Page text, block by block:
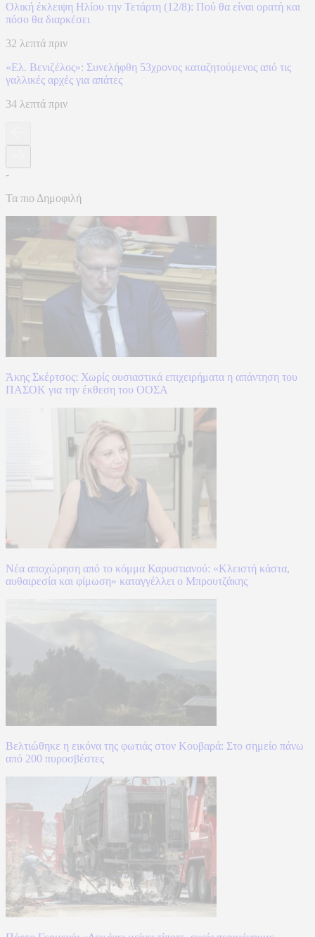
Ολική έκλειψη Ηλίου την Τετάρτη (12/8): Πού θα είναι ορατή και
πόσο θα διαρκέσει
32 λεπτά πριν
«Ελ. Βενιζέλος»: Συνελήφθη 53χρονος καταζητούμενος από τις
γαλλικές αρχές για απάτες
34 λεπτά πριν
-
Τα πιο Δημοφιλή
Άκης Σκέρτσος: Χωρίς ουσιαστικά επιχειρήματα η απάντηση του
ΠΑΣΟΚ για την έκθεση του ΟΟΣΑ
Νέα αποχώρηση από το κόμμα Καρυστιανού: «Κλειστή κάστα,
αυθαιρεσία και φίμωση» καταγγέλλει ο Μπρουτζάκης
Βελτιώθηκε η εικόνα της φωτιάς στον Κουβαρά: Στο σημείο πάνω
από 200 πυροσβέστες